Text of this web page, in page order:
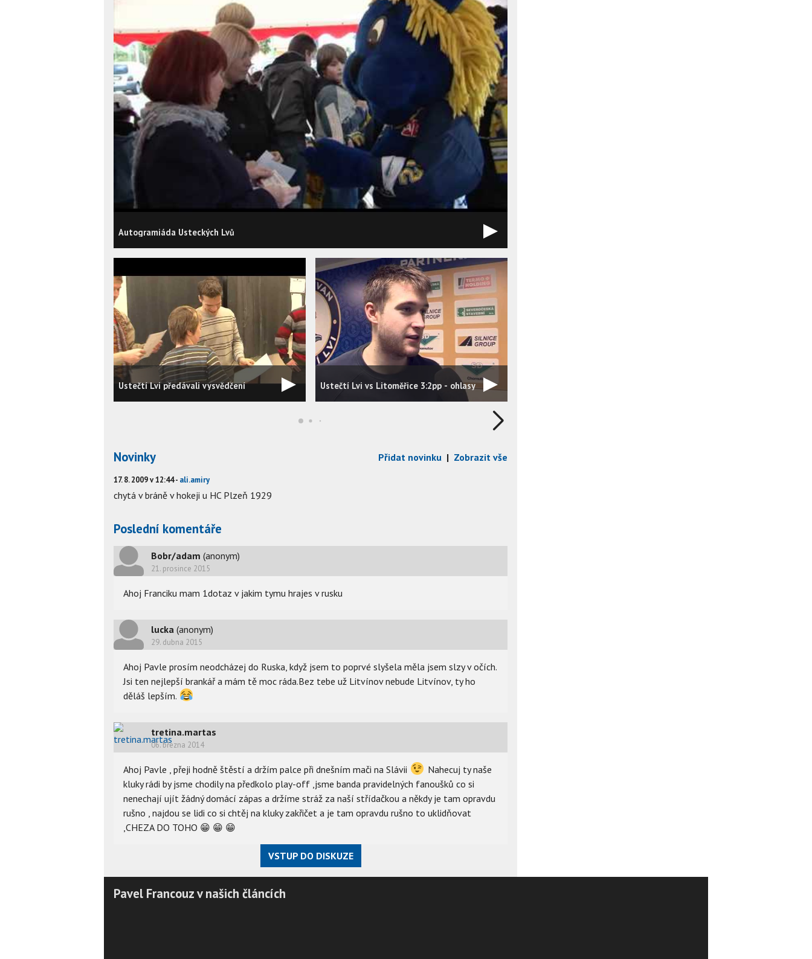
Autogramiáda Ústeckých Lvů
Ústečtí Lvi předávali vysvědčení Ústečtí Lvi vs Litoměřice 3:2pp - ohlasy
Novinky Přidat novinku | Zobrazit vše
17. 8. 2009 v 12:44 - ali.amiry
chytá v bráně v hokeji u HC Plzeň 1929
Poslední komentáře
Bobr/adam (anonym)
21. prosince 2015
Ahoj Franciku mam 1dotaz v jakim tymu hrajes v rusku
lucka (anonym)
29. dubna 2015
Ahoj Pavle prosím neodcházej do Ruska, když jsem to poprvé slyšela měla jsem slzy v očích.
Jsi ten nejlepší brankář a mám tě moc ráda.Bez tebe už Litvínov nebude Litvínov, ty ho
děláš lepším.
tretina.martas
06. března 2014
Ahoj Pavle , přeji hodně štěstí a držím palce při dnešním mači na Slávii
Nahecuj ty naše
kluky rádi by jsme chodily na předkolo play-off ,jsme banda pravidelných fanoušků co si
nenechají ujít žádný domácí zápas a držíme stráž za naší střídačkou a někdy je tam opravdu
rušno , najdou se lidi co si chtěj na kluky zakřičet a je tam opravdu rušno to uklidňovat
,CHEZA DO TOHO 😁 😁 😁
VSTUP DO DISKUZE
Pavel Francouz v našich článcích